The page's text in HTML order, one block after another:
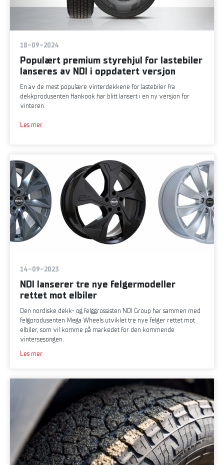
18-09-2024
Populært premium styrehjul for lastebiler
lanseres av NDI i oppdatert versjon
En av de mest populære vinterdekkene for lastebiler fra
dekkprodusenten Hankook har blitt lansert i en ny versjon for
vinteren.
Les mer
14-09-2023
NDI lanserer tre nye felgermodeller
rettet mot elbiler
Den nordiske dekk- og felggrossisten NDI Group har sammen med
felgprodusenten Mega Wheels utviklet tre nye felger rettet mot
elbiler, som vil komme på markedet for den kommende
vintersesongen.
Les mer